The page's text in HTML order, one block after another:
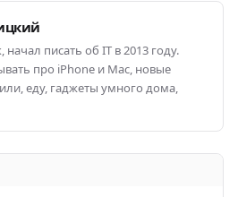
писать об IT в 2013 году.
про iPhone и Mac, новые
еду, гаджеты умного дома,